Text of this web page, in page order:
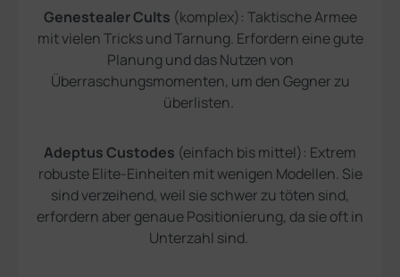
Genestealer Cults (komplex): Taktische Armee
mit vielen Tricks und Tarnung. Erfordern eine gute
Planung und das Nutzen von
Überraschungsmomenten, um den Gegner zu
überlisten.
Adeptus Custodes (einfach bis mittel): Extrem
robuste Elite-Einheiten mit wenigen Modellen. Sie
sind verzeihend, weil sie schwer zu töten sind,
erfordern aber genaue Positionierung, da sie oft in
Unterzahl sind.